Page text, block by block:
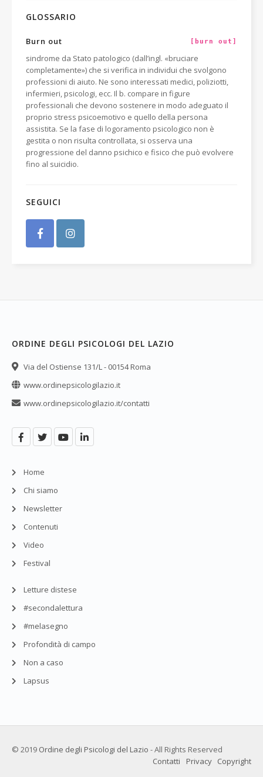
GLOSSARIO
Burn out [burn out]
sindrome da Stato patologico (dall’ingl. «bruciare
completamente») che si verifica in individui che svolgono
professioni di aiuto. Ne sono interessati medici, poliziotti,
infermieri, psicologi, ecc. Il b. compare in figure
professionali che devono sostenere in modo adeguato il
proprio stress psicoemotivo e quello della persona
assistita. Se la fase di logoramento psicologico non è
gestita o non risulta controllata, si osserva una
progressione del danno psichico e fisico che può evolvere
fino al suicidio.
SEGUICI
ORDINE DEGLI PSICOLOGI DEL LAZIO
Via del Ostiense 131/L - 00154 Roma
www.ordinepsicologilazio.it
www.ordinepsicologilazio.it/contatti
Home
Chi siamo
Newsletter
Contenuti
Video
Festival
Letture distese
#secondalettura
#melasegno
Profondità di campo
Non a caso
Lapsus
© 2019 Ordine degli Psicologi del Lazio - All Rights Reserved
Contatti
Privacy Copyright